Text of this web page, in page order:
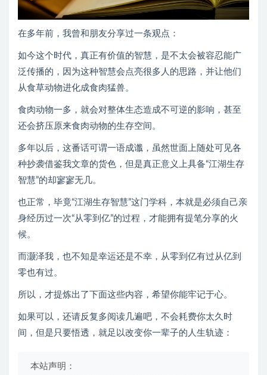
在多年前，我曾和朋友分享过一条观点：
如今这个时代，真正有价值的智慧，是不太会被容忍能广
泛传播的，因为这种智慧会点亮很多人的思路，并让他们
从食草动物进化成食肉猛兽。
食肉动物一多，就会对整体生态造成不可逆的影响，甚至
还会挤压原来食肉动物的生存空间。
多年以后，这番话可谓一语成谶，虽然世面上随处可见各
种抄袭借鉴我文章的货色，但是真正意义上具备“江湖生存
智慧”的却寥寥无几。
也正常，毕竟“江湖生存智慧”这门学科，本就是必须自己亲
身经历过一次“从零到亿”的过程，才能拥有提笔分享的火
候。
而灏泽我，也不知是幸运还是不幸，从零到亿有过从亿到
零也有过。
所以，才提炼出了下面这些内容，希望你能牢记于心。
如果可以，还请反复多阅读几遍吧，不会耗费你太久时
间，但是只要悟透，就足以改变你一辈子的人生轨迹：
本站声明：